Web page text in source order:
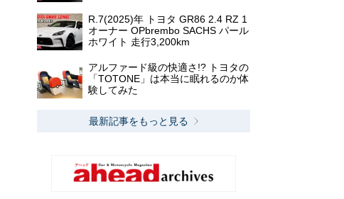
R.7(2025)年 トヨタ GR86 2.4 RZ 1
オーナー OPbrembo SACHS パール
ホワイト 走行3,200km
アルファード級の快適さ!? トヨタの
「TOTONE」は本当に眠れるのか体
験してみた
最新記事をもっと見る